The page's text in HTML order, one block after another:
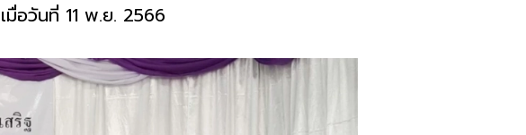
มื่อวันที่ 11 พ.ย. 2566